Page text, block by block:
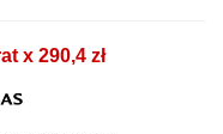
x 290,4 zł